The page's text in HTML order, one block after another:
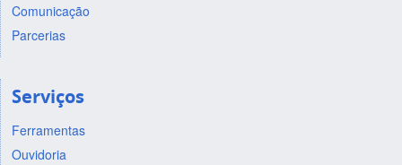
Comunicação
Parcerias
Serviços
Ferramentas
Ouvidoria